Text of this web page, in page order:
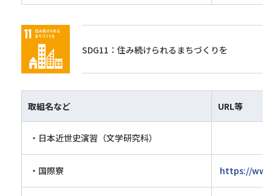
SDG11：住み続けられるまちづくりを
取組名など URL等
・日本近世史演習（文学研究科）
・国際寮 https://